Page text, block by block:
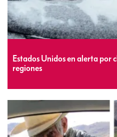
Estados Unidos en alerta por
regiones